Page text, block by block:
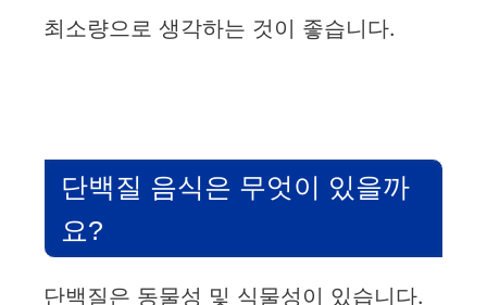
최소량으로 생각하는 것이 좋습니다.
단백질 음식은 무엇이 있을까
요?
단백질은 동물성 및 식물성이 있습니다.